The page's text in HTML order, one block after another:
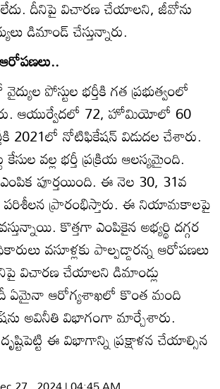
దీనిపై విచారణ చేయాలని, జీవోను
డిమాండ్‌ చేస్తున్నారు.
పోస్టుల భర్తీకి గత ప్రభుత్వంలో
ఆయుర్వేదలో 72, హోమియోలో 60
2021లో నోటిఫికేషన్‌ విడుదల చేశారు.
కేసుల వల్ల భర్తీ ప్రక్రియ ఆలస్యమైంది.
ఎంపిక పూర్తయింది. ఈ నెల 30, 31వ
పరిశీలన ప్రారంభిస్తారు. ఈ నియామకాలపై
కొత్తగా ఎంపికైన అభ్యర్థి దగ్గర
వసూళ్లకు పాల్పడ్డారన్న ఆరోపణలు
విచారణ చేయాలని డిమాండ్లు
ఏమైనా ఆరోగ్యశాఖలో కొంత మంది
అవినీతి విభాగంగా మార్చేశారు.
ఈ విభాగాన్ని ప్రక్షాళన చేయాల్సిన